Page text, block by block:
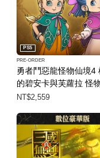
勇者鬥惡龍怪物仙境4
的碧安卡與芙蘿拉 怪
(中日英韓文版)
PS5
PRE-ORDER
NT$2,559